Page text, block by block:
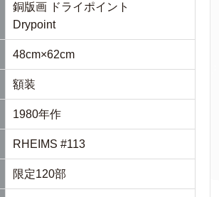
銅版画 ドライポイント
Drypoint
48cm×62cm
額装
1980年作
RHEIMS #113
限定120部